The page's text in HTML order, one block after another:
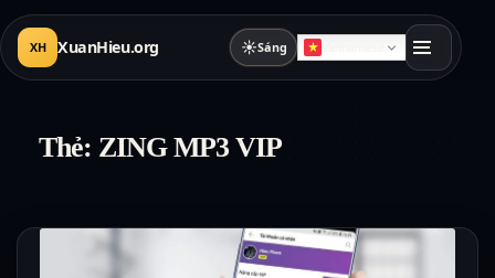
XH XuanHieu.org ☀Sáng
Thẻ: ZING MP3 VIP